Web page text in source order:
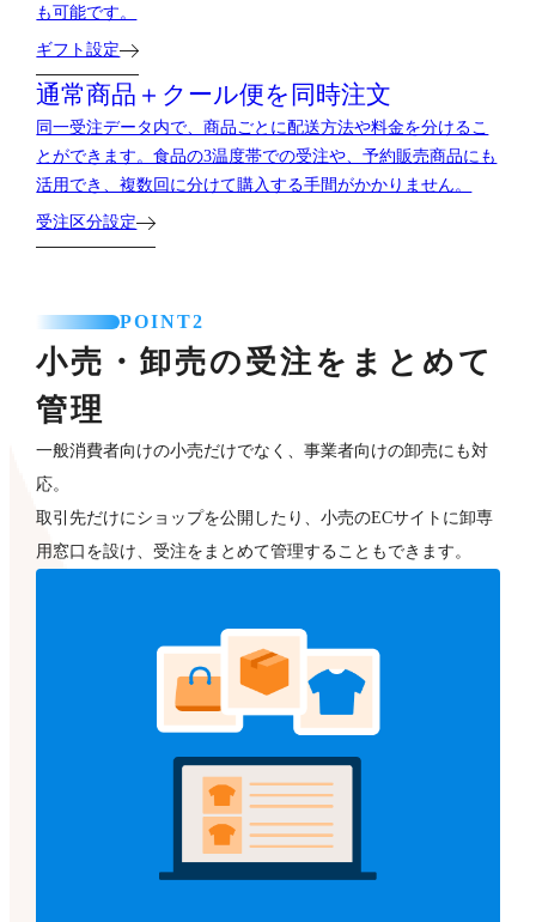
も可能です。
ギフト設定
通常商品＋クール便を 同時注文
同一受注データ内で、商品ごとに配送方法や料金を分けるこ
とができます。食品の3温度帯での受注や、予約販売商品にも
活用でき、複数回に分けて購入する手間がかかりません。
受注区分設定
POINT2
小売・卸売の受注をまとめて
管理
一般消費者向けの小売だけでなく、事業者向けの卸売にも対
応。
取引先だけにショップを公開したり、小売のECサイトに卸専
用窓口を設け、受注をまとめて管理することもできます。